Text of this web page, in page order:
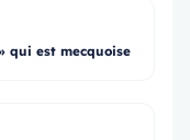
qui est mecquoise